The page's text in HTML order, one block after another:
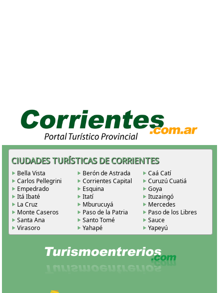
CIUDADES TURÍSTICAS DE CORRIENTES
Bella Vista Berón de Astrada
Caá Catí
Carlos Pellegrini
Corrientes Capital
Curuzú Cuatiá
Empedrado
Esquina
Goya
Itá Ibaté
Itatí
Ituzaingó
La Cruz
Mburucuyá
Mercedes
Monte Caseros
Paso de la Patria
Paso de los Libres
Santa Ana
Santo Tomé
Sauce
Virasoro
Yahapé Yapeyú